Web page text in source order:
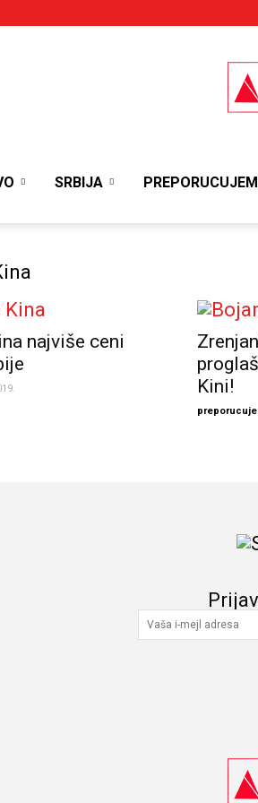
SRBIJA
najviše ceni
Kini!